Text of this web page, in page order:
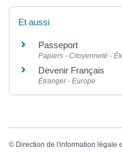
Et aussi
Passeport
Papiers - Citoyenneté -
Devenir Français
Étranger - Europe
© Direction de l'information légale